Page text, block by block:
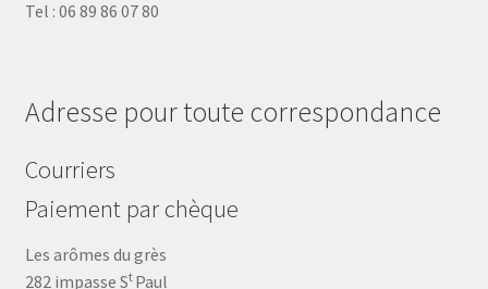
Tel : 06 89 86 07 80
Adresse pour toute correspondance
Courriers
Paiement par chèque
Les arômes du grès
282 impasse St Paul